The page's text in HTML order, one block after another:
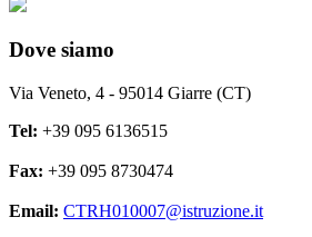
Dove siamo
Via Veneto, 4 - 95014 Giarre (CT)
Tel: +39 095 6136515
Fax: +39 095 8730474
Email: CTRH010007@istruzione.it